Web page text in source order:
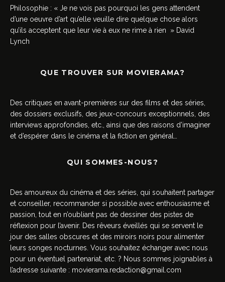
Philosophie : « Je ne vois pas pourquoi les gens attendent
d’une oeuvre d’art qu’elle veuille dire quelque chose alors
qu’ils acceptent que leur vie à eux ne rime à rien » David
Lynch
QUE TROUVER SUR MOVIERAMA?
Des critiques en avant-premières sur des films et des séries,
des dossiers exclusifs, des jeux-concours exceptionnels, des
interviews approfondies, etc., ainsi que des raisons d’imaginer
et d’espérer dans le cinéma et la fiction en général…
QUI SOMMES-NOUS?
Des amoureux du cinéma et des séries, qui souhaitent partager
et conseiller, recommander si possible avec enthousiasme et
passion, tout en n’oubliant pas de dessiner des pistes de
réflexion pour l’avenir. Des rêveurs éveillés qui se servent le
jour des salles obscures et des miroirs noirs pour alimenter
leurs songes nocturnes. Vous souhaitez échanger avec nous
pour un éventuel partenariat, etc. ? Nous sommes joignables à
l’adresse suivante : movierama.redaction@gmail.com